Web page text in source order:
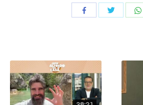
CompartirCompartir